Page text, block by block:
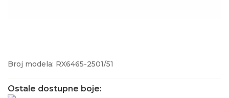
Broj modela: RX6465-2501/51
Ostale dostupne boje: